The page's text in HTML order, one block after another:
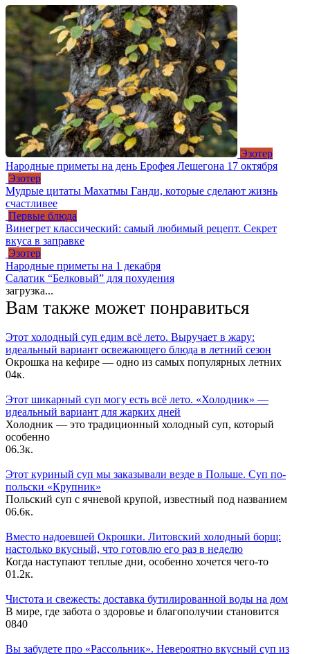
Эзотер
Народные приметы на день Ерофея Лешегона 17 октября
Эзотер
Мудрые цитаты Махатмы Ганди, которые сделают жизнь
счастливее
Первые блюда
Винегрет классический: самый любимый рецепт. Секрет
вкуса в заправке
Эзотер
Народные приметы на 1 декабря
Салатик “Белковый” для похудения
загрузка...
Вам также может понравиться
Этот холодный суп едим всё лето. Выручает в жару:
идеальный вариант освежающего блюда в летний сезон
Окрошка на кефире — одно из самых популярных летних
04к.
Этот шикарный суп могу есть всё лето. «Холодник» —
идеальный вариант для жарких дней
Холодник — это традиционный холодный суп, который
особенно
06.3к.
Этот куриный суп мы заказывали везде в Польше. Суп по-
польски «Крупник»
Польский суп с ячневой крупой, известный под названием
06.6к.
Вместо надоевшей Окрошки. Литовский холодный борщ:
настолько вкусный, что готовлю его раз в неделю
Когда наступают теплые дни, особенно хочется чего-то
01.2к.
Чистота и свежесть: доставка бутилированной воды на дом
В мире, где забота о здоровье и благополучии становится
0840
Вы забудете про «Рассольник». Невероятно вкусный суп из